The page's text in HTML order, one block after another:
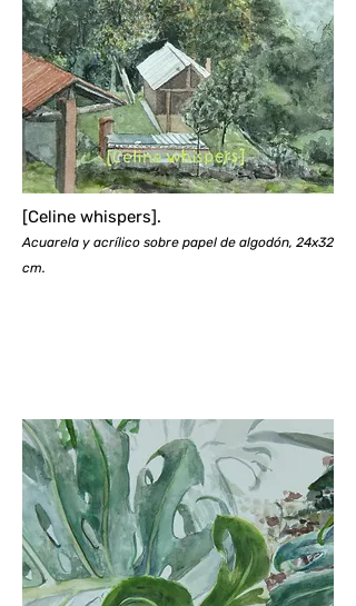
[Celine whispers].
Acuarela y acrílico sobre papel de algodón, 24x32
cm.